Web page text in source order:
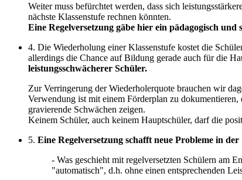
Weiter muss befürchtet werden, dass sich
nächste Klassenstufe rechnen könnten.
Eine Regelversetzung gäbe hier ein pädagogisch
4. Die Wiederholung einer Klassenstufe kostet die
allerdings die Chance auf Bildung gerade auch für die
leistungsschwächerer Schüler.
Zur Verringerung der Wiederholerquote brauchen wir
Verwendung ist mit einem Förderplan zu
gravierende Schwächen zeigen.
Keinem Schüler, auch keinem Hauptschüler, darf die
5. Eine Regelversetzung schafft neue Probleme in der
- Was geschieht mit regelversetzten Schülern am
"automatisch", d.h. ohne einen entsprechenden